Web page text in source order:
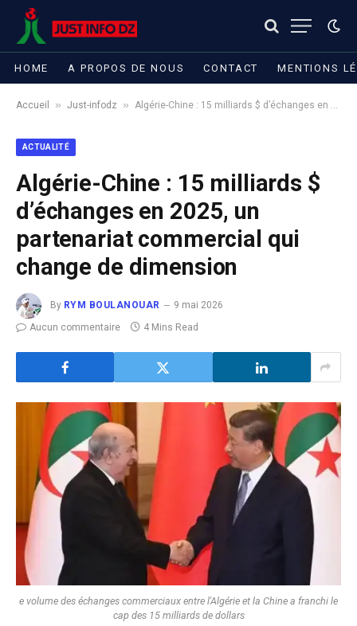
HOME A PROPOS DE NOUS CONTACT MENTIONS
Accueil » Just-infodz » Algérie-Chine : 15 milliards $ d’échanges en 2025, un partenariat commercial qui change de dimension
ACTUALITÉ
Algérie-Chine : 15 milliards $
d’échanges en 2025, un
partenariat commercial qui
change de dimension
By RYM BOULANOUAR
9 mai 2026
Aucun commentaire
4 Mins Read
e volume des échanges commerciaux entre l'Algérie et la Chine a franchi le
cap des 15 milliards de dollars